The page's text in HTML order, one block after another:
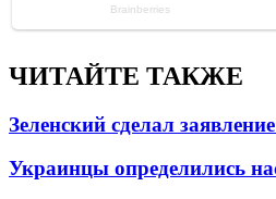
ЧИТАЙТЕ ТАКЖЕ
Зеленский сделал
Украинцы определились